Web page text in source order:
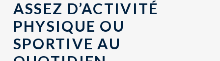
ASSEZ D’ACTIVITÉ
PHYSIQUE OU
SPORTIVE AU